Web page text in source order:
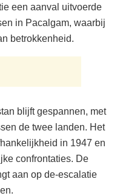
een aanval uitvoerde
in Pacalgam, waarbij
betrokkenheid.
blijft gespannen, met
de twee landen. Het
in 1947 en
confrontaties. De
aan op de-escalatie